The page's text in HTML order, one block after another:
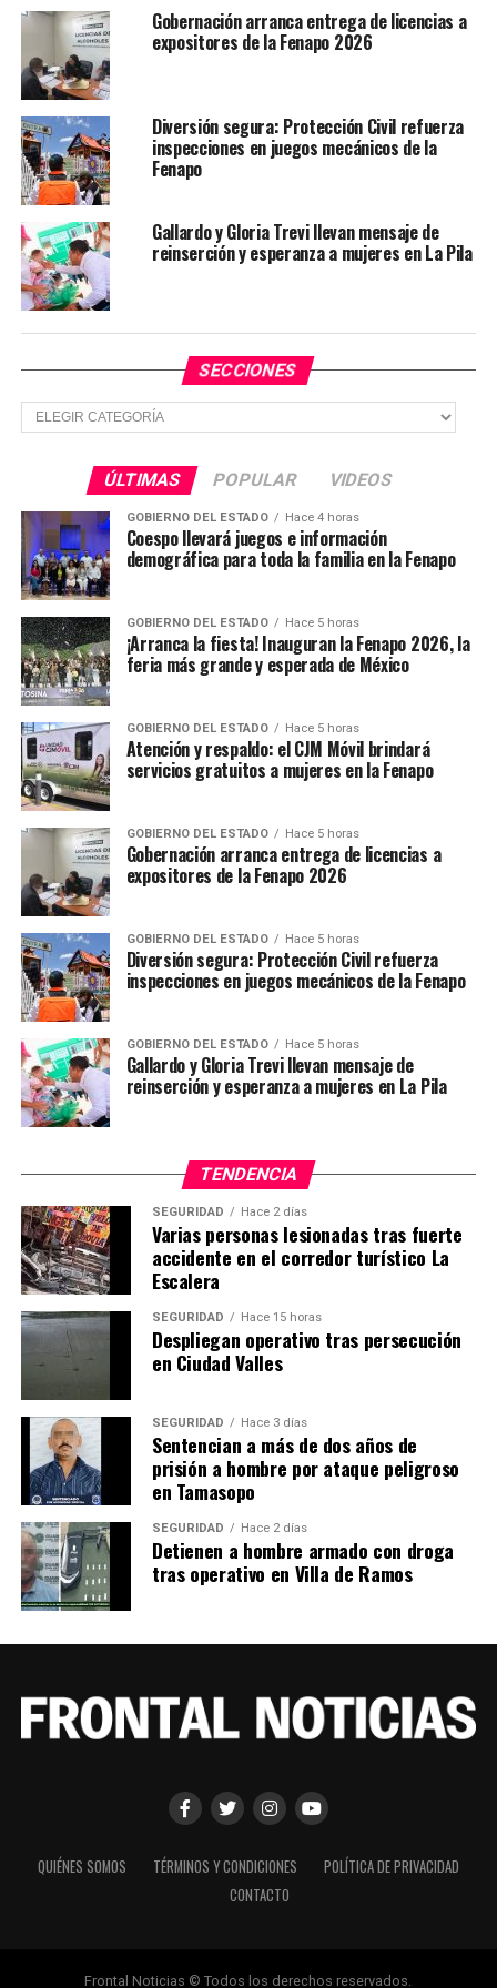
nuevas generaciones.
TEMAS RELACIONADOS
San Luis Potosí, primer lugar en donación de sangre a
nivel nacional
NO TE PIERDAS
Gobierno estatal llama a concesionarios a cumplir con
la Revista 2026
Gobernación arranca entrega de licencias a
expositores de la Fenapo 2026
Diversión segura: Protección Civil refuerza
inspecciones en juegos mecánicos de la
Fenapo
Gallardo y Gloria Trevi llevan mensaje de
reinserción y esperanza a mujeres en La Pila
SECCIONES
Secciones
ÚLTIMAS POPULAR VIDEOS
GOBIERNO DEL ESTADO Hace 4 horas
Coespo llevará juegos e información
demográfica para toda la familia en la Fenapo
GOBIERNO DEL ESTADO Hace 5 horas
¡Arranca la fiesta! Inauguran la Fenapo 2026, la
feria más grande y esperada de México
GOBIERNO DEL ESTADO Hace 5 horas
Atención y respaldo: el CJM Móvil brindará
servicios gratuitos a mujeres en la Fenapo
GOBIERNO DEL ESTADO Hace 5 horas
Gobernación arranca entrega de licencias a
expositores de la Fenapo 2026
GOBIERNO DEL ESTADO Hace 5 horas
Diversión segura: Protección Civil refuerza
inspecciones en juegos mecánicos de la Fenapo
GOBIERNO DEL ESTADO Hace 5 horas
Gallardo y Gloria Trevi llevan mensaje de
reinserción y esperanza a mujeres en La Pila
TENDENCIA
SEGURIDAD Hace 2 días
Varias personas lesionadas tras fuerte
accidente en el corredor turístico La
Escalera
SEGURIDAD Hace 15 horas
Despliegan operativo tras persecución
en Ciudad Valles
SEGURIDAD Hace 3 días
Sentencian a más de dos años de
prisión a hombre por ataque peligroso
en Tamasopo
SEGURIDAD Hace 2 días
Detienen a hombre armado con droga
tras operativo en Villa de Ramos
QUIÉNES SOMOS TÉRMINOS Y CONDICIONES
POLÍTICA DE PRIVACIDAD
CONTACTO
Frontal Noticias © Todos los derechos reservados.